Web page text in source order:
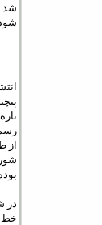
شد
از
در
خط